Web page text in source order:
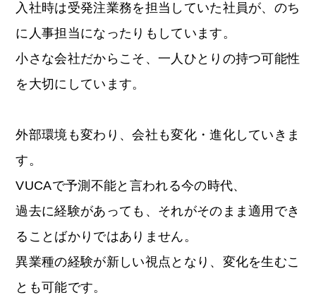
入社時は受発注業務を担当していた社員が、のち
に人事担当になったりもしています。
小さな会社だからこそ、一人ひとりの持つ可能性
を大切にしています。
外部環境も変わり、会社も変化・進化していきま
す。
VUCAで予測不能と言われる今の時代、
過去に経験があっても、それがそのまま適用でき
ることばかりではありません。
異業種の経験が新しい視点となり、変化を生むこ
とも可能です。